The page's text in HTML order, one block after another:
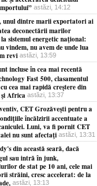
astăzi, 14:12
unul dintre marii exportatori ai
deconectării marilor
sistemul energetic naţional:
vindem, nu avem de unde lua
revi astăzi, 13:59
incluse în cea mai recentă
Fast 500, clasamentul
cea mai rapidă creştere din
Africa astăzi, 13:37
CET Grozăveşti pentru a
încălzirii accentuate a
Luni, va fi pornit CET
nu sunt afectaţi astăzi, 13:31
din această seară, dacă
sau intră în junk,
de stat pe 10 ani, cele mai
străini, cresc accelerat: de la
astăzi, 13:13